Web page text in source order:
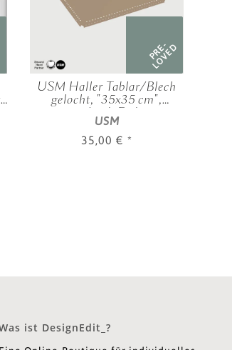
PRE-
LOVED
USM Haller Tablar/Blech
gelocht, "35x35 cm",
verschied. Farben
USM
35,00 € *
ist DesignEdit_?